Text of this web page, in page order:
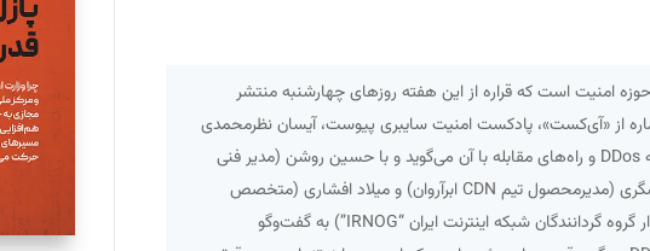
امنیت است که قراره از این هفته روزهای چهارشنبه منتشر
از «آی‌کست»، پادکست امنیت سایبری پیوست، آیسان نظرمحمدی
از شگفتی‌های حمله DDos و راه‌های مقابله با آن می‌گوید و با حسین روشن (مدیر فنی
باگدشت)، صابر مسگری (مدیرمحصول تیم CDN ابرآروان) و میلاد افشاری (متخصص
شبکه و هم‌بنیان‌گذار گروه گردانندگان شبکه اینترنت ایران “IRNOG”) به گفت‌وگو